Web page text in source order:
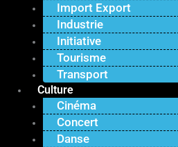
Import Export
Industrie
Initiative
Tourisme
Transport
Culture
Cinéma
Concert
Danse